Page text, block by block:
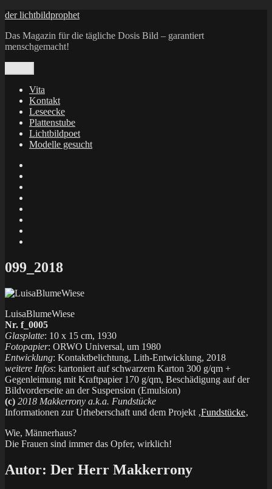
Zum
springen
der lichtbildprophet
Das Magazin für die tägliche Dosis Bild – garantiert
menschgemacht!
Vita
Kontakt
Leseecke
Plattenstube
Lichtbildpoet
Modelle gesucht
X
099_2018
LuisaBlumeWiese
Nr. f_0005
Glasplatte: 10 x 15 cm, 1930
Fotopapier: ORWO Universal, um 1980
Entwicklung: Kontaktbelichtung, Lith-Entwicklung, 2018
weitere Infos: kartoniert auf schwarzem Karton 300 g/qm +
Gegenleimung mit Kraftpapier 170 g/qm, Beschädigung auf der
Bildvorderseite an der Suspension (Emulsion)
(c) 2018 Makkerrony a.k.a. Fundstücke
Informationen zur Urheberschaft und dem Projekt ‚Fundstücke‚
Wie, Männerhaus?
Die Frauen sind immer das Opfer, wirklich!
Autor: Der Herr Makkerrony